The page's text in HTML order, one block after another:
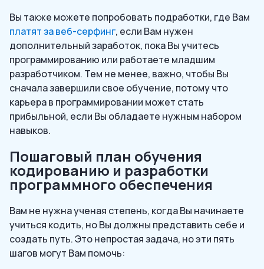
Вы также можете попробовать подработки, где Вам
платят за веб-серфинг, если Вам нужен
дополнительный заработок, пока Вы учитесь
программированию или работаете младшим
разработчиком. Тем не менее, важно, чтобы Вы
сначала завершили свое обучение, потому что
карьера в программировании может стать
прибыльной, если Вы обладаете нужным набором
навыков.
Пошаговый план обучения
кодированию и разработки
программного обеспечения
Вам не нужна ученая степень, когда Вы начинаете
учиться кодить, но Вы должны представить себе и
создать путь. Это непростая задача, но эти пять
шагов могут Вам помочь: